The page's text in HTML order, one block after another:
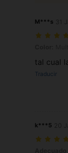
M***s
tal cual
Traducir
k***5